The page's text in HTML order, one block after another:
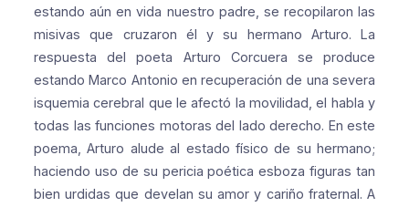
estando aún en vida nuestro padre, se recopilaron las
misivas que cruzaron él y su hermano Arturo. La
respuesta del poeta Arturo Corcuera se produce
estando Marco Antonio en recuperación de una severa
isquemia cerebral que le afectó la movilidad, el habla y
todas las funciones motoras del lado derecho. En este
poema, Arturo alude al estado físico de su hermano;
haciendo uso de su pericia poética esboza figuras tan
bien urdidas que develan su amor y cariño fraternal. A